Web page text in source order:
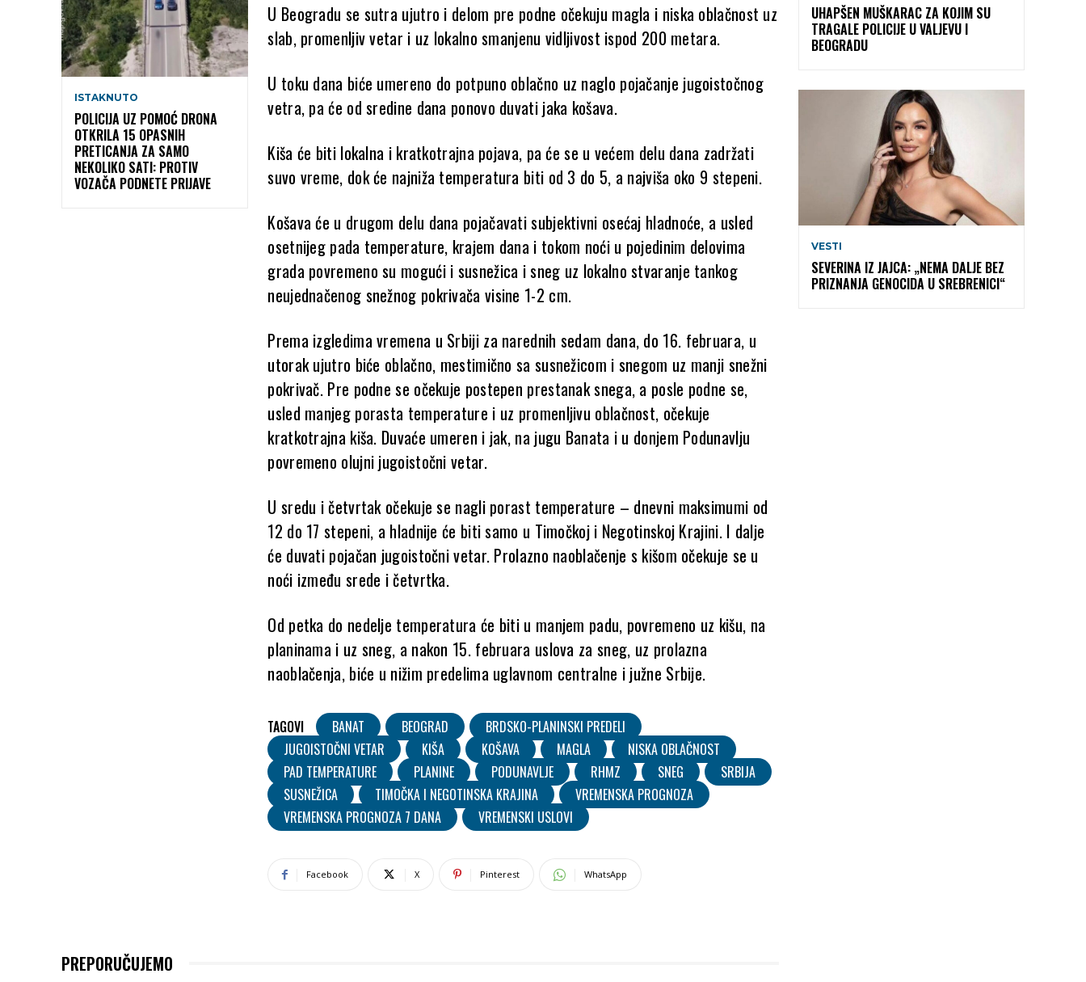
ISTAKNUTO
POLICIJA UZ POMOĆ DRONA
OTKRILA 15 OPASNIH
PRETICANJA ZA SAMO
NEKOLIKO SATI: PROTIV
VOZAČA PODNETE PRIJAVE
U Beogradu se sutra ujutro i delom pre podne očekuju magla i niska oblačnost uz
slab, promenljiv vetar i uz lokalno smanjenu vidljivost ispod 200 metara.
U toku dana biće umereno do potpuno oblačno uz naglo pojačanje jugoistočnog
vetra, pa će od sredine dana ponovo duvati jaka košava.
Kiša će biti lokalna i kratkotrajna pojava, pa će se u većem delu dana zadržati
suvo vreme, dok će najniža temperatura biti od 3 do 5, a najviša oko 9 stepeni.
Košava će u drugom delu dana pojačavati subjektivni osećaj hladnoće, a usled
osetnijeg pada temperature, krajem dana i tokom noći u pojedinim delovima
grada povremeno su mogući i susnežica i sneg uz lokalno stvaranje tankog
neujednačenog snežnog pokrivača visine 1-2 cm.
Prema izgledima vremena u Srbiji za narednih sedam dana, do 16. februara, u
utorak ujutro biće oblačno, mestimično sa susnežicom i snegom uz manji snežni
pokrivač. Pre podne se očekuje postepen prestanak snega, a posle podne se,
usled manjeg porasta temperature i uz promenljivu oblačnost, očekuje
kratkotrajna kiša. Duvaće umeren i jak, na jugu Banata i u donjem Podunavlju
povremeno olujni jugoistočni vetar.
U sredu i četvrtak očekuje se nagli porast temperature – dnevni maksimumi od
12 do 17 stepeni, a hladnije će biti samo u Timočkoj i Negotinskoj Krajini. I dalje
će duvati pojačan jugoistočni vetar. Prolazno naoblačenje s kišom očekuje se u
noći između srede i četvrtka.
Od petka do nedelje temperatura će biti u manjem padu, povremeno uz kišu, na
planinama i uz sneg, a nakon 15. februara uslova za sneg, uz prolazna
naoblačenja, biće u nižim predelima uglavnom centralne i južne Srbije.
TAGOVI BANAT BEOGRAD
BRDSKO-PLANINSKI PREDELI
JUGOISTOČNI VETAR
KIŠA KOŠAVA MAGLA
NISKA OBLAČNOST
PAD TEMPERATURE
PLANINE PODUNAVLJE RHMZ SNEG
SRBIJA
SUSNEŽICA
TIMOČKA I NEGOTINSKA KRAJINA
VREMENSKA PROGNOZA
VREMENSKA PROGNOZA 7 DANA
VREMENSKI USLOVI
Facebook X Pinterest WhatsApp
PREPORUČUJEMO
UHAPŠEN MUŠKARAC ZA KOJIM SU
TRAGALE POLICIJE U VALJEVU I
BEOGRADU
VESTI
SEVERINA IZ JAJCA: „NEMA DALJE BEZ
PRIZNANJA GENOCIDA U SREBRENICI“